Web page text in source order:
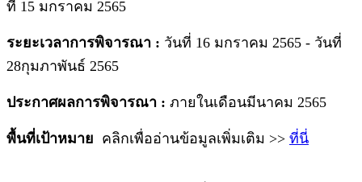
ที่ 15 มกราคม 2565
ระยะเวลาการพิจารณา : วันที่ 16 มกราคม 2565 - วันที่
28กุมภาพันธ์ 2565
ประกาศผลการพิจารณา : ภายในเดือนมีนาคม 2565
พื้นที่เป้าหมาย คลิกเพื่ออ่านข้อมูลเพิ่มเติม >> ที่นี่